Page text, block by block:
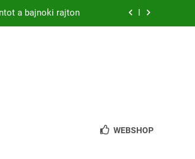
a bajnoki rajton
pályára Érden
Magyar Kupában
rajtol az Érdi VSE!
WEBSHOP